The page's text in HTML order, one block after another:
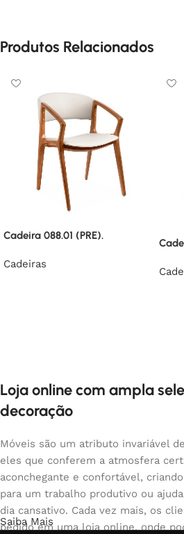
Produtos Relacionados
Cadeira 088.01 (PRE).
Cadeiras
Loja online com ampla
decoração
Móveis são um atributo invariável
eles que conferem a atmosfera
aconchegante e confortável,
para um trabalho produtivo ou
dia cansativo. Cada vez mais, os
pedido em uma loja online, onde
Saiba Mais